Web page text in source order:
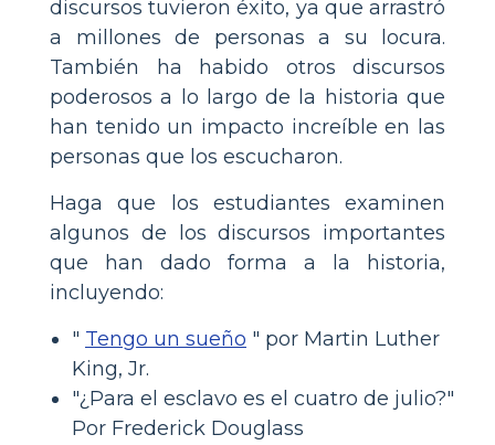
discursos tuvieron éxito, ya que arrastró
a millones de personas a su locura.
También ha habido otros discursos
poderosos a lo largo de la historia que
han tenido un impacto increíble en las
personas que los escucharon.
Haga que los estudiantes examinen
algunos de los discursos importantes
que han dado forma a la historia,
incluyendo:
" Tengo un sueño " por Martin Luther
King, Jr.
"¿Para el esclavo es el cuatro de julio?"
Por Frederick Douglass